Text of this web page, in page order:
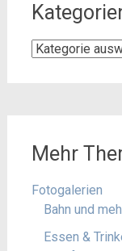
Kategorien
Mehr
Fotogalerien
Bahn und
Essen &